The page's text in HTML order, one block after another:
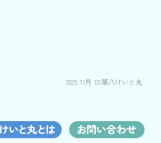
2025 11月 12|第八けいと丸